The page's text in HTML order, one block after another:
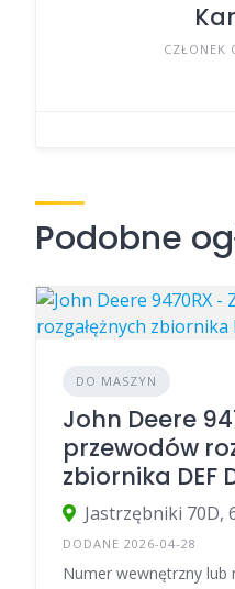
CZŁONEK
Podobne
DO MASZYN
John Deere
przewodów
zbiornika DEF
Jastrzębniki 70D,
DODANE 2026-04-28
Numer wewnętrzny lub